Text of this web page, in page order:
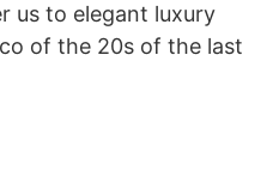
us to elegant luxury
of the 20s of the last